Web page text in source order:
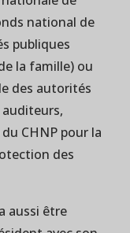
national de
publiques
la famille) ou
des autorités
CHNP pour la
des
aussi être